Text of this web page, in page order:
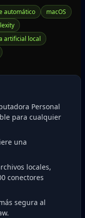
automático
macOS
artificial local
Personal
para cualquier
una
locales,
conectores
segura al